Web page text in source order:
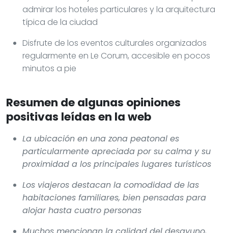
admirar los hoteles particulares y la arquitectura
típica de la ciudad
Disfrute de los eventos culturales organizados
regularmente en Le Corum, accesible en pocos
minutos a pie
Resumen de algunas opiniones
positivas leídas en la web
La ubicación en una zona peatonal es
particularmente apreciada por su calma y su
proximidad a los principales lugares turísticos
Los viajeros destacan la comodidad de las
habitaciones familiares, bien pensadas para
alojar hasta cuatro personas